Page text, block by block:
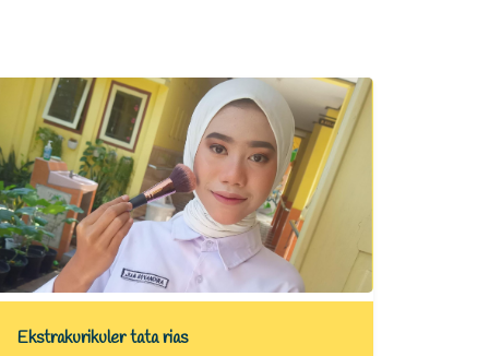
Ekstrakurikuler tata rias